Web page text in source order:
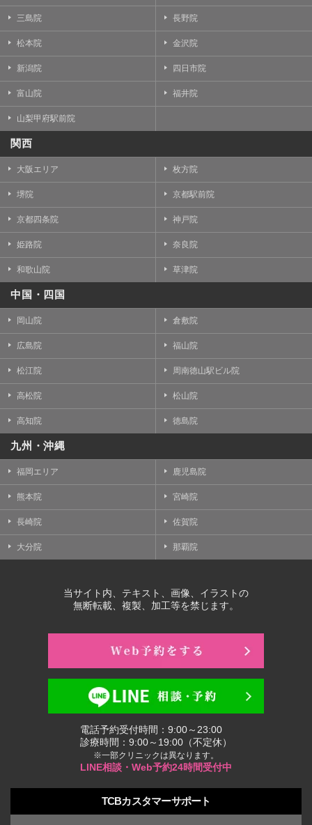
三島院 長野院
松本院 金沢院
新潟院 四日市院
富山院 福井院
山梨甲府駅前院
関西
大阪エリア 枚方院
堺院 京都駅前院
京都四条院 神戸院
姫路院 奈良院
和歌山院 草津院
中国・四国
岡山院 倉敷院
広島院 福山院
松江院 周南徳山駅ビル院
高松院 松山院
高知院 徳島院
九州・沖縄
福岡エリア 鹿児島院
熊本院 宮崎院
長崎院 佐賀院
大分院 那覇院
当サイト内、テキスト、画像、イラストの
無断転載、複製、加工等を禁じます。
電話予約受付時間：9:00～23:00
診療時間：9:00～19:00（不定休）
※一部クリニックは異なります。
LINE相談・Web予約24時間受付中
TCBカスタマーサポート